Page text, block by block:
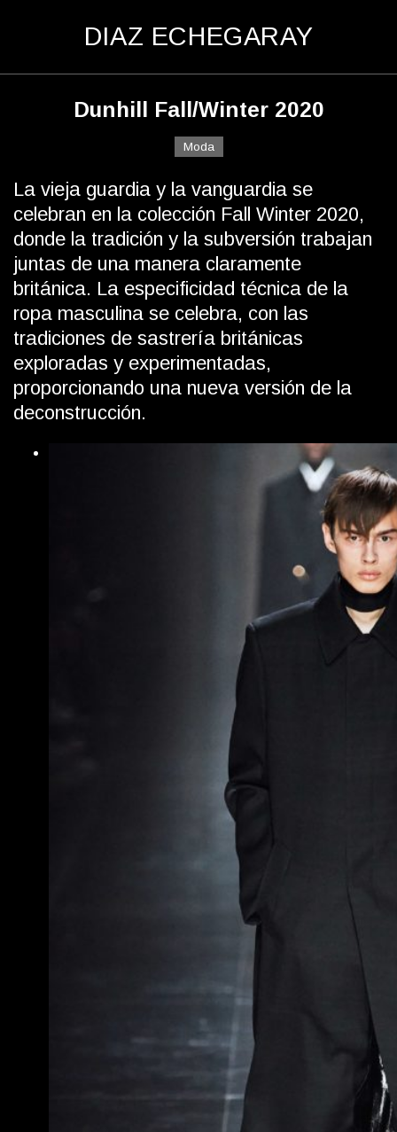
DIAZ ECHEGARAY
Dunhill Fall/Winter 2020
Moda
La vieja guardia y la vanguardia se
celebran en la colección Fall Winter 2020,
donde la tradición y la subversión trabajan
juntas de una manera claramente
británica. La especificidad técnica de la
ropa masculina se celebra, con las
tradiciones de sastrería británicas
exploradas y experimentadas,
proporcionando una nueva versión de la
deconstrucción.